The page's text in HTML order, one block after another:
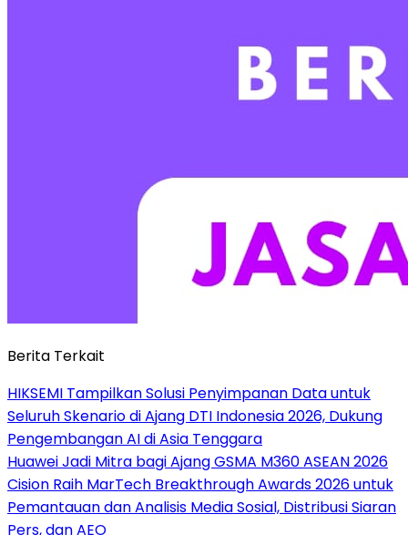
Berita Terkait
HIKSEMI Tampilkan Solusi Penyimpanan Data untuk
Seluruh Skenario di Ajang DTI Indonesia 2026, Dukung
Pengembangan AI di Asia Tenggara
Huawei Jadi Mitra bagi Ajang GSMA M360 ASEAN 2026
Cision Raih MarTech Breakthrough Awards 2026 untuk
Pemantauan dan Analisis Media Sosial, Distribusi Siaran
Pers, dan AEO